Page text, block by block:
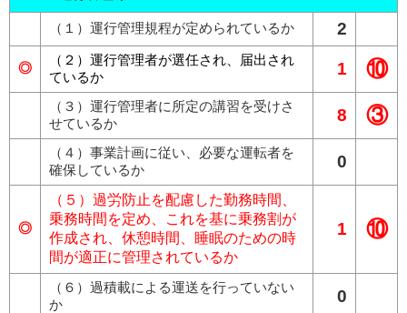
（１）運行管理規程が定められているか 2
◎
（２）運行管理者が選任され、届出され
ているか
1 ⑩
（３）運行管理者に所定の講習を受けさ
せているか
8 ③
（４）事業計画に従い、必要な運転者を
確保しているか
0
◎
（５）過労防止を配慮した勤務時間、
乗務時間を定め、これを基に乗務割が
作成され、休憩時間、睡眠のための時
間が適正に管理されているか
1 ⑩
（６）過積載による運送を行っていない
か
0